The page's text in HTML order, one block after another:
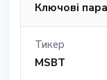
Ключові
Тикер
MSBT